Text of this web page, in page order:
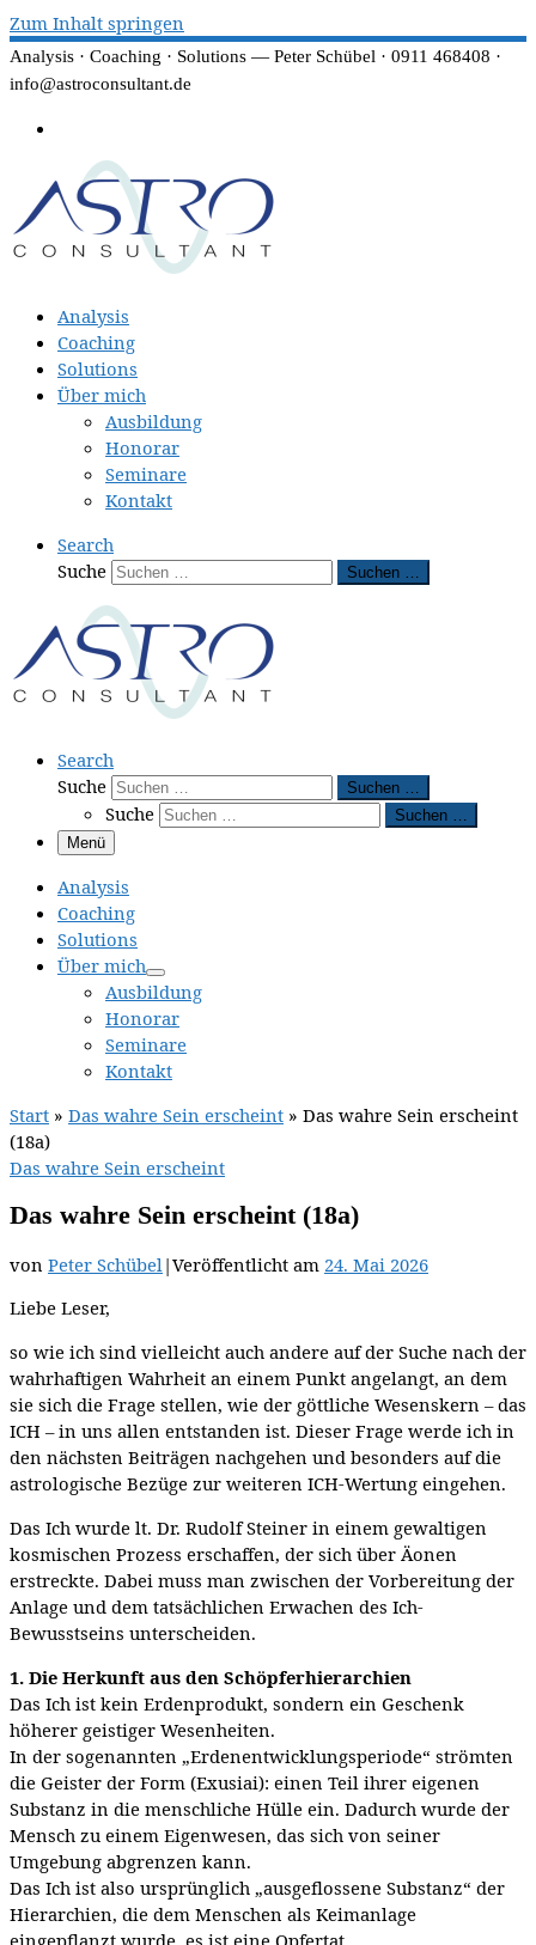
Zum Inhalt springen
Analysis · Coaching · Solutions — Peter Schübel · 0911 468408 ·
info@astroconsultant.de
Analysis
Coaching
Solutions
Über mich
Ausbildung
Honorar
Seminare
Kontakt
Search
Suche
Suchen …
Search
Suche
Suchen …
Suche
Suchen …
Menü
Analysis
Coaching
Solutions
Über mich
Ausbildung
Honorar
Seminare
Kontakt
Start » Das wahre Sein erscheint » Das wahre Sein erscheint
(18a)
Das wahre Sein erscheint
Das wahre Sein erscheint (18a)
von Peter Schübel |Veröffentlicht am 24. Mai 2026
Liebe Leser,
so wie ich sind vielleicht auch andere auf der Suche nach der
wahrhaftigen Wahrheit an einem Punkt angelangt, an dem
sie sich die Frage stellen, wie der göttliche Wesenskern – das
ICH – in uns allen entstanden ist. Dieser Frage werde ich in
den nächsten Beiträgen nachgehen und besonders auf die
astrologische Bezüge zur weiteren ICH-Wertung eingehen.
Das Ich wurde lt. Dr. Rudolf Steiner in einem gewaltigen
kosmischen Prozess erschaffen, der sich über Äonen
erstreckte. Dabei muss man zwischen der Vorbereitung der
Anlage und dem tatsächlichen Erwachen des Ich-
Bewusstseins unterscheiden.
1. Die Herkunft aus den Schöpferhierarchien
Das Ich ist kein Erdenprodukt, sondern ein Geschenk
höherer geistiger Wesenheiten.
In der sogenannten „Erdenentwicklungsperiode“ strömten
die Geister der Form (Exusiai): einen Teil ihrer eigenen
Substanz in die menschliche Hülle ein. Dadurch wurde der
Mensch zu einem Eigenwesen, das sich von seiner
Umgebung abgrenzen kann.
Das Ich ist also ursprünglich „ausgeflossene Substanz“ der
Hierarchien, die dem Menschen als Keimanlage
eingepflanzt wurde, es ist eine Opfertat.